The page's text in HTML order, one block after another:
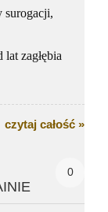
surogacji,
zagłębia
czytaj całość »
0